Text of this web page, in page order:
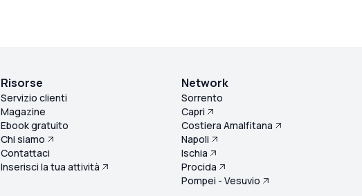
Risorse
Servizio clienti
Magazine
Ebook gratuito
Chi siamo
Contattaci
Inserisci la tua attività
Network
Sorrento
Capri
Costiera Amalfitana
Napoli
Ischia
Procida
Pompei - Vesuvio